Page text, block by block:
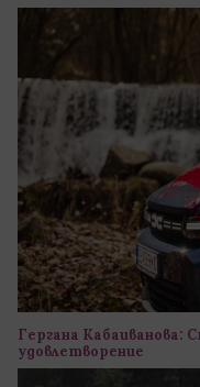
Гергана Кабаиванова:
удовлетворение